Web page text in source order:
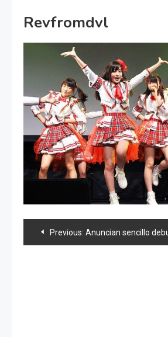
Revfromdvl
Navegación
Previous: Anuncian sencillo debut del